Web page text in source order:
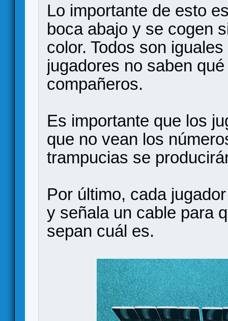
Lo importante de esto
boca abajo y se cogen
color. Todos son
jugadores no saben
compañeros.
Es importante que los
que no vean los
trampucias se
Por último, cada
y señala un cable para
sepan cuál es.